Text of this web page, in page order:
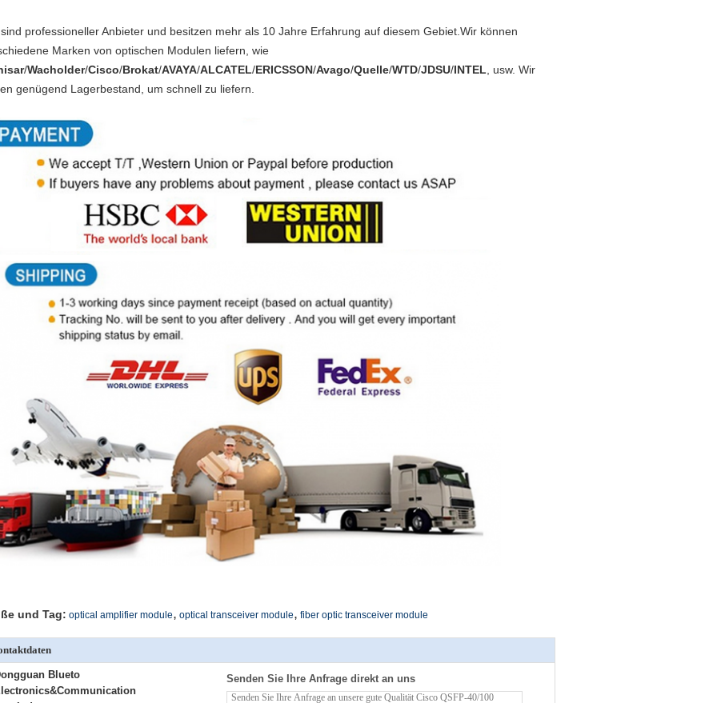
professioneller Anbieter und besitzen mehr als 10 Jahre Erfahrung auf diesem Gebiet.Wir können
Marken von optischen Modulen liefern, wie
/Wacholder/Cisco/Brokat/AVAYA/ALCATEL/ERICSSON/Avago/Quelle/WTD/JDSU/INTEL , usw. Wir
genügend Lagerbestand, um schnell zu liefern.
und Tag: optical amplifier module, optical transceiver module, fiber optic transceiver module
Blueto
Senden Sie Ihre Anfrage direkt an uns